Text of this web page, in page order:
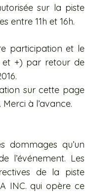
sur la piste
entre 11h et 16h.
participation et le
et +) par retour de
sur cette page
à l’avance.
dommages qu’un
l’événement. Les
de la piste
INC. qui opère ce